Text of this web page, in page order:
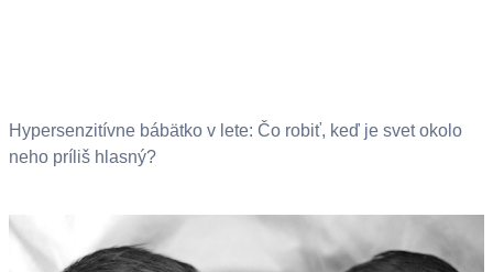
Hypersenzitívne bábätko v lete: Čo robiť, keď je svet okolo
neho príliš hlasný?